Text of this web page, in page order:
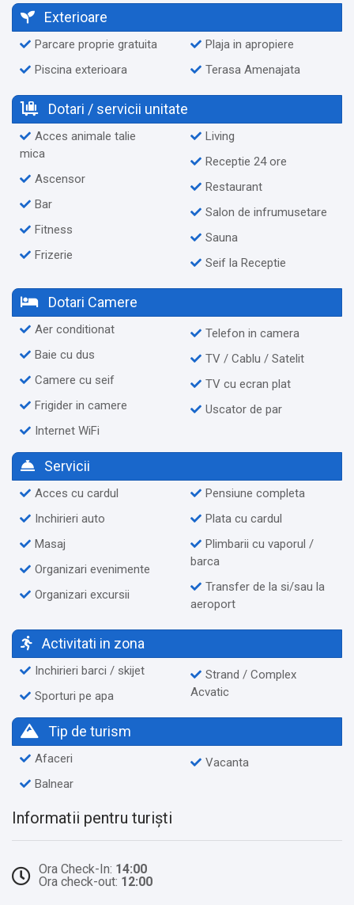
Exterioare
Parcare proprie gratuita
Piscina exterioara
Plaja in apropiere
Terasa Amenajata
Dotari / servicii unitate
Acces animale talie
mica
Ascensor
Bar
Fitness
Frizerie
Living
Receptie 24 ore
Restaurant
Salon de infrumusetare
Sauna
Seif la Receptie
Dotari Camere
Aer conditionat
Baie cu dus
Camere cu seif
Frigider in camere
Internet WiFi
Telefon in camera
TV / Cablu / Satelit
TV cu ecran plat
Uscator de par
Servicii
Acces cu cardul
Inchirieri auto
Masaj
Organizari evenimente
Organizari excursii
Pensiune completa
Plata cu cardul
Plimbarii cu vaporul /
barca
Transfer de la si/sau la
aeroport
Activitati in zona
Inchirieri barci / skijet
Sporturi pe apa
Strand / Complex
Acvatic
Tip de turism
Afaceri
Balnear
Vacanta
Informatii pentru turiști
Ora Check-In: 14:00
Ora check-out: 12:00